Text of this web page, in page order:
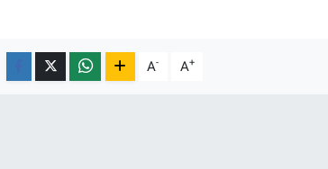
A- A+